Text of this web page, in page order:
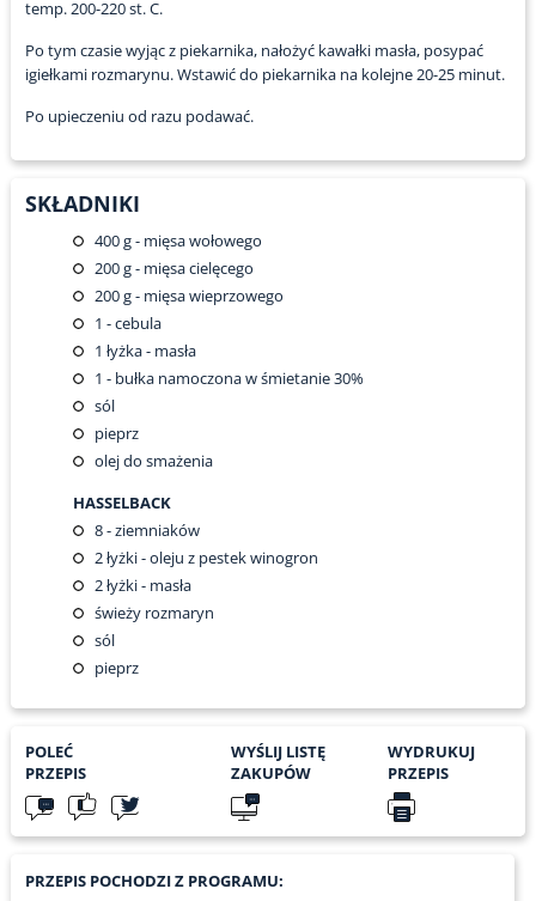
temp. 200-220 st. C.
Po tym czasie wyjąc z piekarnika, nałożyć kawałki masła, posypać
igiełkami rozmarynu. Wstawić do piekarnika na kolejne 20-25 minut.
Po upieczeniu od razu podawać.
SKŁADNIKI
400g - mięsa wołowego
200g - mięsa cielęcego
200g - mięsa wieprzowego
1 - cebula
1 łyżka - masła
1 - bułka namoczona w śmietanie 30%
sól
pieprz
olej do smażenia
HASSELBACK
8- ziemniaków
2łyżki - oleju z pestek winogron
2łyżki - masła
świeży rozmaryn
sól
pieprz
POLEĆ
PRZEPIS
WYŚLIJ LISTĘ
ZAKUPÓW
WYDRUKUJ
PRZEPIS
PRZEPIS POCHODZI Z PROGRAMU: